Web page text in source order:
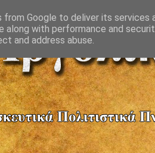
Google to deliver its services
along with performance and
and address abuse.